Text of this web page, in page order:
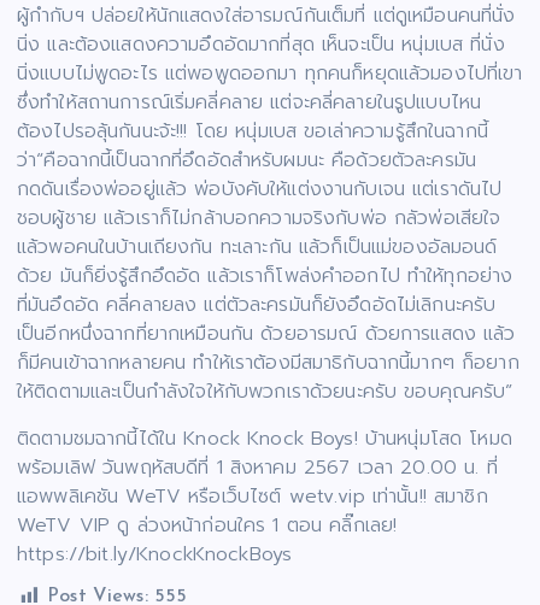
ผู้กำกับฯ ปล่อยให้นักแสดงใส่อารมณ์กันเต็มที่ แต่ดูเหมือนคนที่นั่ง
นิ่ง และต้องแสดงความอึดอัดมากที่สุด เห็นจะเป็น หนุ่มเบส ที่นั่ง
นิ่งแบบไม่พูดอะไร แต่พอพูดออกมา ทุกคนก็หยุดแล้วมองไปที่เขา
ซึ่งทำให้สถานการณ์เริ่มคลี่คลาย แต่จะคลี่คลายในรูปแบบไหน
ต้องไปรอลุ้นกันนะจ้ะ!!! โดย หนุ่มเบส ขอเล่าความรู้สึกในฉากนี้
ว่า“คือฉากนี้เป็นฉากที่อึดอัดสำหรับผมนะ คือด้วยตัวละครมัน
กดดันเรื่องพ่ออยู่แล้ว พ่อบังคับให้แต่งงานกับเจน แต่เราดันไป
ชอบผู้ชาย แล้วเราก็ไม่กล้าบอกความจริงกับพ่อ กลัวพ่อเสียใจ
แล้วพอคนในบ้านเถียงกัน ทะเลาะกัน แล้วก็เป็นแม่ของอัลมอนด์
ด้วย มันก็ยิ่งรู้สึกอึดอัด แล้วเราก็โพล่งคำออกไป ทำให้ทุกอย่าง
ที่มันอึดอัด คลี่คลายลง แต่ตัวละครมันก็ยังอึดอัดไม่เลิกนะครับ
เป็นอีกหนึ่งฉากที่ยากเหมือนกัน ด้วยอารมณ์ ด้วยการแสดง แล้ว
ก็มีคนเข้าฉากหลายคน ทำให้เราต้องมีสมาธิกับฉากนี้มากๆ ก็อยาก
ให้ติดตามและเป็นกำลังใจให้กับพวกเราด้วยนะครับ ขอบคุณครับ”
ติดตามชมฉากนี้ได้ใน Knock Knock Boys! บ้านหนุ่มโสด โหมด
พร้อมเลิฟ วันพฤหัสบดีที่ 1 สิงหาคม 2567 เวลา 20.00 น. ที่
แอพพลิเคชัน WeTV หรือเว็บไซต์ wetv.vip เท่านั้น!! สมาชิก
WeTV VIP ดู ล่วงหน้าก่อนใคร 1 ตอน คลิ๊กเลย!
https://bit.ly/KnockKnockBoys
Post Views: 555